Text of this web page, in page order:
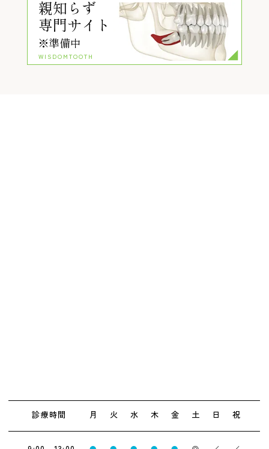
親知らず
専門サイト
※準備中
WISDOMTOOTH
診療時間 月 火 水 木 金 土 日 祝